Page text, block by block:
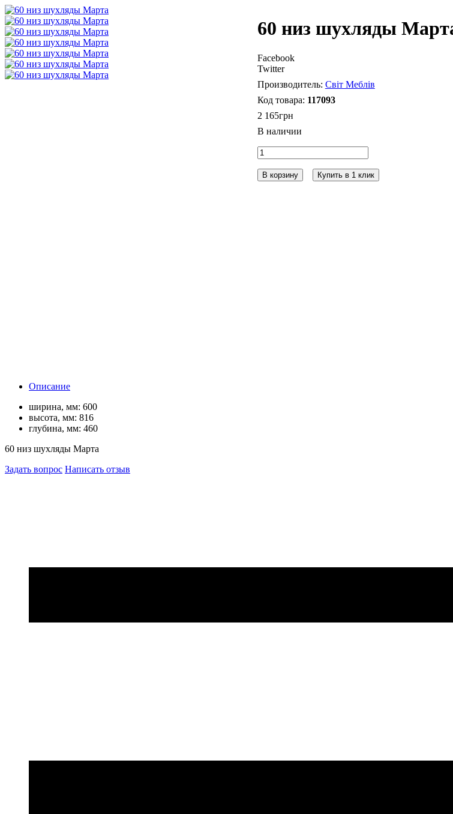
60 низ шухляды
Facebook
Twitter
Світ Меблів
117093
2 165грн
В корзину Купить в 1 клик
Описание
ширина, мм: 600
высота, мм: 816
глубина, мм: 460
60 низ шухляды Марта
Задать вопрос Написать отзыв